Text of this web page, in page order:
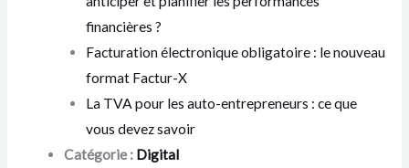
financières ?
Facturation électronique obligatoire : le nouveau
format Factur-X
La TVA pour les auto-entrepreneurs : ce que
vous devez savoir
Catégorie : Digital